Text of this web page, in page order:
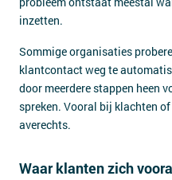
inzetten.
Sommige organisaties
klantcontact weg te
door meerdere stappen heen
spreken. Vooral bij klachten
averechts.
Waar klanten zich